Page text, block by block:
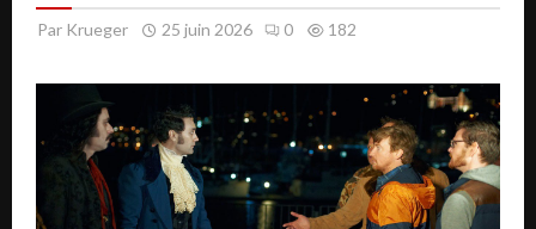
Par Krueger 25 juin 2026 0 182